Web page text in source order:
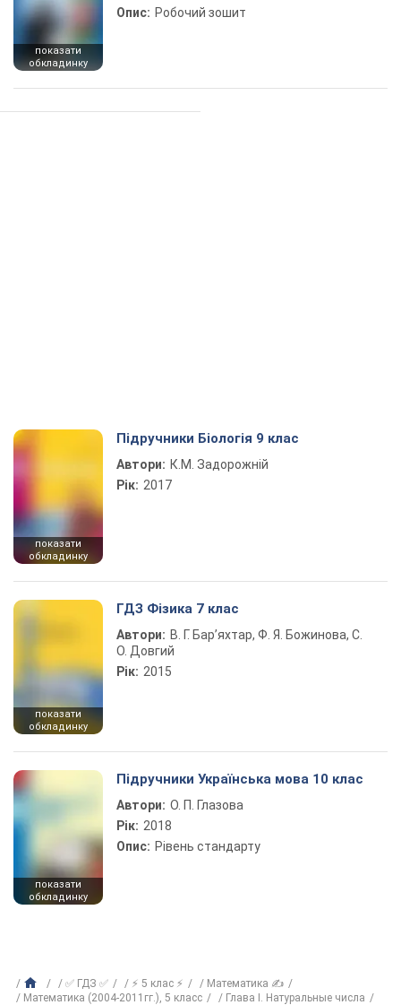
показати
обкладинку
Опис: Робочий зошит
показати
обкладинку
Підручники Біологія 9 клас
Автори: К.М. Задорожній
Рік: 2017
показати
обкладинку
ГДЗ Фізика 7 клас
Автори: В. Г. Бар’яхтар, Ф. Я. Божинова, С.
О. Довгий
Рік: 2015
показати
обкладинку
Підручники Українська мова 10 клас
Автори: О. П. Глазова
Рік: 2018
Опис: Рівень стандарту
✅ ГДЗ ✅ ⚡ 5 клас ⚡
Математика ✍
Математика (2004-2011гг.), 5 класс
Глава I. Натуральные числа